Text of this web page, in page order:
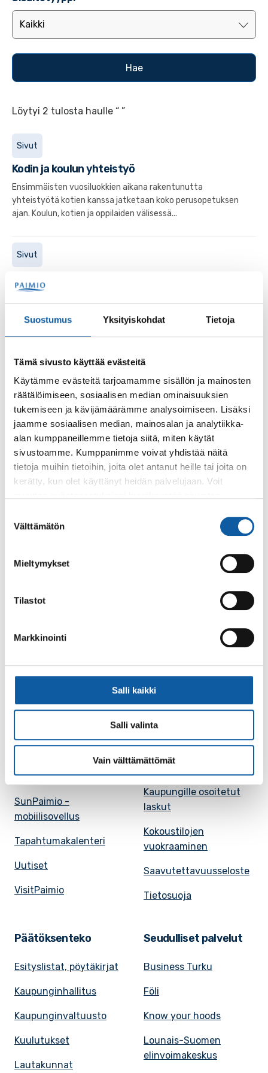
Suostumus Yksityiskohdat Tietoja
Tämä sivusto käyttää evästeitä
Käytämme evästeitä tarjoamamme sisällön ja mainosten
räätälöimiseen, sosiaalisen median ominaisuuksien
tukemiseen ja kävijämäärämme analysoimiseen. Lisäksi
jaamme sosiaalisen median, mainosalan ja analytiikka-
alan kumppaneillemme tietoja siitä, miten käytät
sivustoamme. Kumppanimme voivat yhdistää näitä
tietoja muihin tietoihin, joita olet antanut heille tai joita on
kerätty, kun olet käyttänyt heidän palvelujaan. Voit
valinta
Välttämätön
Mieltymykset
Tilastot
Markkinointi
Salli kaikki
Salli valinta
Vain välttämättömät
Löytyi 2 tulosta haulle “ ”
Sivut
Kodin ja koulun yhteistyö
Ensimmäisten vuosiluokkien aikana rakentunutta
yhteistyötä kotien kanssa jatketaan koko perusopetuksen
ajan. Koulun, kotien ja oppilaiden välisessä...
Sivut
Käyntiosoite: Vistantie 18
Postiosoite: PL 50, 21531 PAIMIO
Karttapalvelu
Kuntakortti
Ruokalista, Ansku
SunPaimio -
mobiilisovellus
Tapahtumakalenteri
Uutiset
VisitPaimio
Palvelupiste
Asiakirjojen
Avoimet työpaikat
Evästeasetukset
Kaupungille osoitetut
laskut
Kokoustilojen
vuokraaminen
Saavutettavuusseloste
Tietosuoja
Päätöksenteko
Esityslistat, pöytäkirjat
Kaupunginhallitus
Kaupunginvaltuusto
Kuulutukset
Lautakunnat
Seudulliset palvelut
Business Turku
Föli
Know your hoods
Lounais-Suomen
elinvoimakeskus